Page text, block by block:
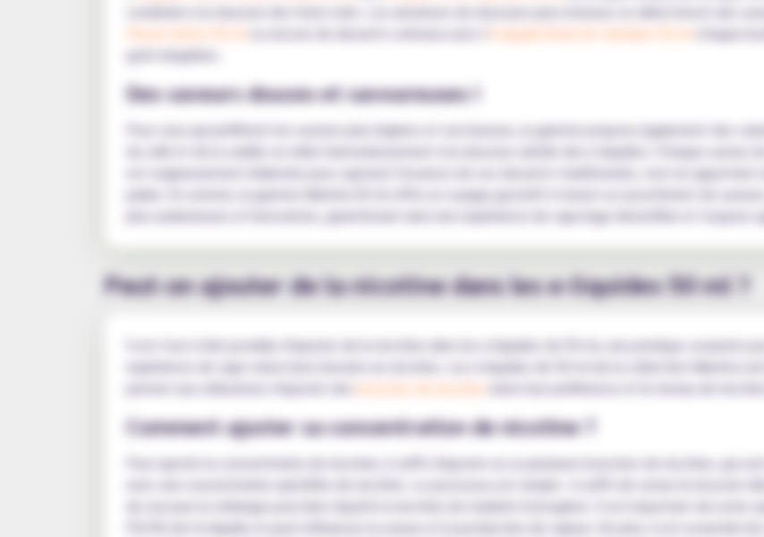
combinée à la douceur des fruits mûrs. Les amateurs de douceurs plus intenses se délecteront des
chaque
goût inégalées.
Des saveurs douces et savoureuses !
Pour ceux qui préfèrent les saveurs plus légères et onctueuses, la gamme propose également des
du café et de la vanille se mêle harmonieusement à la douceur subtile des e-liquides ! Chaque saveur de
est soigneusement élaborée pour capturer l'essence de ces desserts traditionnels, tout en apportant
palais. En somme, la gamme Mamita 50 ml offre un voyage gustatif à travers un assortiment de
plus audacieuses et innovantes, garantissant ainsi une expérience de vapotage diversifiée et toujours
Peut-on ajouter de la nicotine dans les e-liquides 50 ml ?
Il est tout à fait possible d'ajouter de la nicotine dans les e-liquides de 50 ml, une pratique courante
expérience de vape selon leurs besoins en nicotine. Les e-liquides de 50 ml de la collection Mamita
Comment ajuster sa concentration de nicotine ?
Pour ajuster la concentration de nicotine, il suffit d'ajouter un ou plusieurs boosters de nicotine, qui
avec une concentration spécifiée de nicotine. Le processus est simple : il suffit de verser le booster
de secouer le mélange pour bien répartir la nicotine de manière homogène. Il est important de noter
PG/VG de l'e-liquide et peut influencer la saveur et la production de vapeur. De plus, il est essentiel